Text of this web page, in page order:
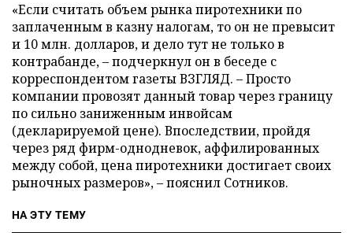
«Если считать объем рынка пиротехники по
заплаченным в казну налогам, то он не превысит
и 10 млн. долларов, и дело тут не только в
контрабанде, – подчеркнул он в беседе с
корреспондентом газеты ВЗГЛЯД. – Просто
компании провозят данный товар через границу
по сильно заниженным инвойсам
(декларируемой цене). Впоследствии, пройдя
через ряд фирм-однодневок, аффилированных
между собой, цена пиротехники достигает своих
рыночных размеров», – пояснил Сотников.
НА ЭТУ ТЕМУ